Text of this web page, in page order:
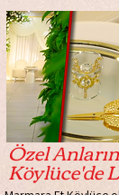
Özel
Köylüce'de